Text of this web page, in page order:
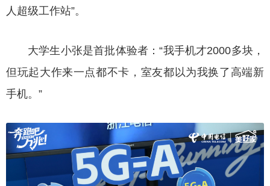
人超级工作站”。
大学生小张是首批体验者：“我手机才2000多块，
但玩起大作来一点都不卡，室友都以为我换了高端新
手机。”